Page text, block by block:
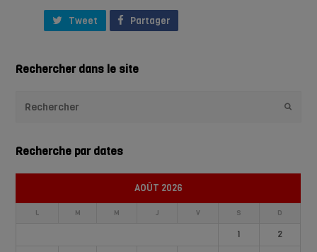
Tweet Partager
Rechercher dans le site
Recherche par dates
AOÛT 2026
L M M J V S D
1
2